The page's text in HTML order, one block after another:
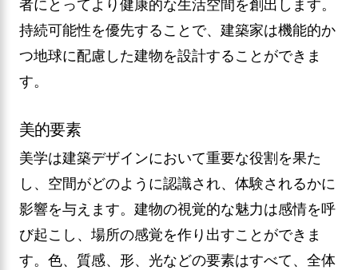
者にとってより健康的な生活空間を創出します。
持続可能性を優先することで、建築家は機能的か
つ地球に配慮した建物を設計することができま
す。
美的要素
美学は建築デザインにおいて重要な役割を果た
し、空間がどのように認識され、体験されるかに
影響を与えます。建物の視覚的な魅力は感情を呼
び起こし、場所の感覚を作り出すことができま
す。色、質感、形、光などの要素はすべて、全体